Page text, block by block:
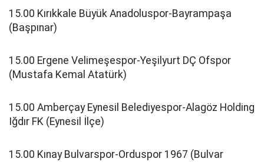
15.00 Kırıkkale Büyük Anadoluspor-Bayrampaşa
(Başpınar)
15.00 Ergene Velimeşespor-Yeşilyurt DÇ Ofspor
(Mustafa Kemal Atatürk)
15.00 Amberçay Eynesil Belediyespor-Alagöz Holding
Iğdır FK (Eynesil İlçe)
15.00 Kınay Bulvarspor-Orduspor 1967 (Bulvar